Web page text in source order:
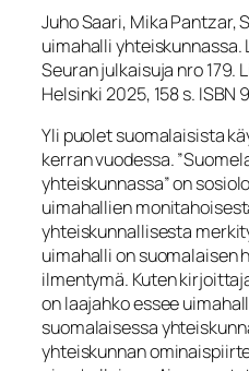
Juho Saari, Mika Pantzar,
uimahalli
Seuran julkaisuja nro
Helsinki 2025, 158 s.
Yli puolet suomalaisista
kerran vuodessa.
yhteiskunnassa” on
uimahallien
yhteiskunnallisesta
uimahalli on suomalaisen
ilmentymä. Kuten
on laajahko essee
suomalaisessa
yhteiskunnan